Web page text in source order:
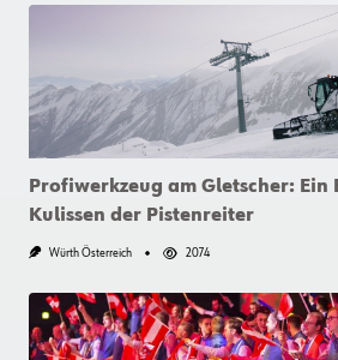
Profiwerkzeug am Gletscher:
Kulissen der Pistenreiter
Würth Österreich 2074